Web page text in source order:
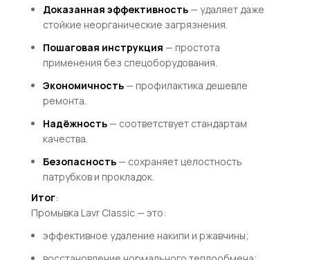
Доказанная эффективность— удаляет даже
стойкие неорганические загрязнения.
Пошаговая инструкция — простота
применения без спецоборудования.
Экономичность— профилактика дешевле
ремонта.
Надёжность— соответствует стандартам
качества.
Безопасность— сохраняет целостность
патрубков и прокладок.
Итог:
Промывка Lavr Classic — это:
эффективное удаление накипи и ржавчины;